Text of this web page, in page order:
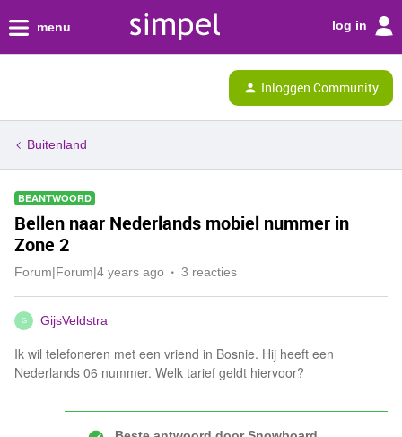
menu log in
Inloggen Community
Buitenland
BEANTWOORD
Bellen naar Nederlands mobiel nummer in
Zone 2
Forum|Forum|4 years ago 3 reacties
G GijsVeldstra
Ik wil telefoneren met een vriend in Bosnie. Hij heeft een
Nederlands 06 nummer. Welk tarief geldt hiervoor?